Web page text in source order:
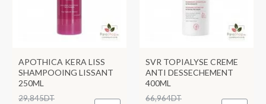
APOTHICA KERA LISS
SHAMPOOING LISSANT
250ML
29,845DT
SVR TOPIALYSE CREME
ANTI DESSECHEMENT
400ML
66,964DT